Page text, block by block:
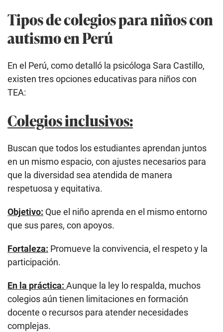
Tipos de colegios para niños con
autismo en Perú
En el Perú, como detalló la psicóloga Sara Castillo,
existen tres opciones educativas para niños con
TEA:
Colegios inclusivos:
Buscan que todos los estudiantes aprendan juntos
en un mismo espacio, con ajustes necesarios para
que la diversidad sea atendida de manera
respetuosa y equitativa.
Objetivo: Que el niño aprenda en el mismo entorno
que sus pares, con apoyos.
Fortaleza: Promueve la convivencia, el respeto y la
participación.
En la práctica: Aunque la ley lo respalda, muchos
colegios aún tienen limitaciones en formación
docente o recursos para atender necesidades
complejas.